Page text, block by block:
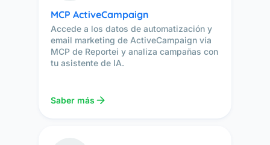
MCP ActiveCampaign
Accede a los datos de automatización y
email marketing de ActiveCampaign vía
MCP de Reportei y analiza campañas con
tu asistente de IA.
Saber más